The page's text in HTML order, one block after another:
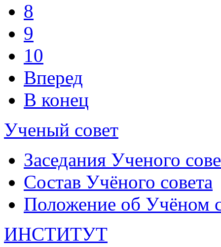
8
9
10
Вперед
В конец
Ученый совет
Заседания Ученого
Состав Учёного совета
Положение об Учёном
ИНСТИТУТ